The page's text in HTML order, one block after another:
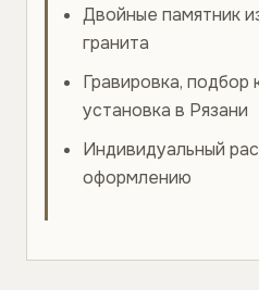
Двойные памятник
гранита
Гравировка, подбор
установка в Рязани
Индивидуальный
оформлению